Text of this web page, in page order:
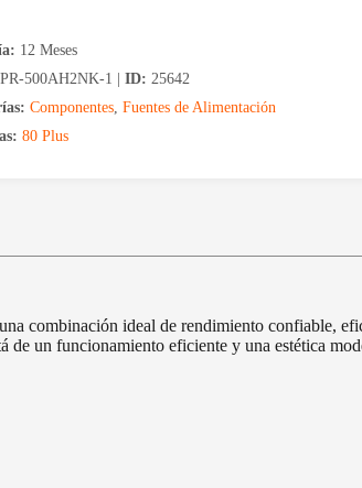
12 Meses
500AH2NK-1 | ID: 25642
Componentes, Fuentes de Alimentación
80 Plus
combinación ideal de rendimiento confiable,
de un funcionamiento eficiente y una estética